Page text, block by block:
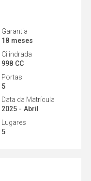
Garantia
18 meses
Cilindrada
998 CC
Portas
5
Data da Matrícula
2025 - Abril
Lugares
5